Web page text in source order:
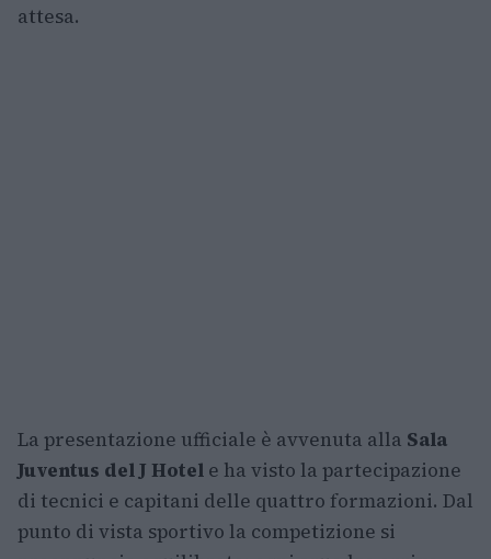
attesa.
La presentazione ufficiale è avvenuta alla Sala
Juventus del J Hotel e ha visto la partecipazione
di tecnici e capitani delle quattro formazioni. Dal
punto di vista sportivo la competizione si